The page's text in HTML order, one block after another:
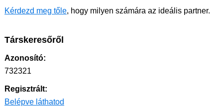
Kérdezd meg tőle, hogy milyen számára az ideális partner.
Társkeresőről
Azonosító:
732321
Regisztrált:
Belépve láthatod